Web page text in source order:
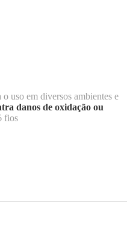
uso em diversos ambientes e
danos de oxidação ou
fios